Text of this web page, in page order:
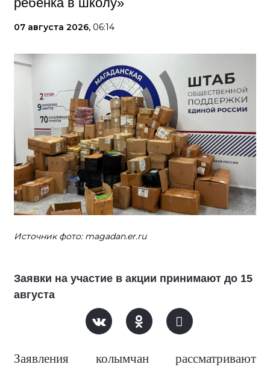
07 августа 2026, 06:14
Источник фото: magadan.er.ru
Заявки на участие в акции принимают до 15
августа
Заявления колымчан рассматривают